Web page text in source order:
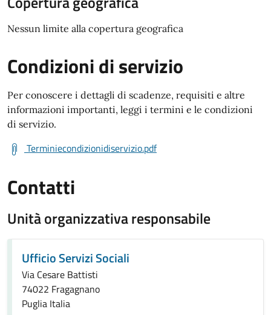
Nessun limite alla copertura geografica
Condizioni di servizio
Per conoscere i dettagli di scadenze, requisiti e altre
informazioni importanti, leggi i termini e le condizioni
di servizio.
Terminiecondizionidiservizio.pdf
Contatti
Unità organizzativa responsabile
Ufficio Servizi Sociali
Via Cesare Battisti
74022 Fragagnano
Puglia Italia